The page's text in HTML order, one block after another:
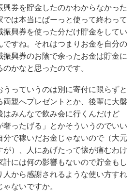
券を貯金したのかわからなかった
は本当にぱーっと使って終わって
振興券を使った分だけ貯金をしてい
ですね。それはつまりお金を自分の
振興券のお陰で余ったお金は貯金に
かなと思ったのです。
っていうのは別に寄付に限らずと
両親へプレゼントとか、後輩に大盤
はみんなで飲み会に行くんだけど
奢ったげる」とかそういうのでいい
分で稼いだお金じゃないので（大元
が）、人にあげたって懐が痛むわけ
計には何の影響もないので貯金もし
人から感謝されるような使い方すれ
ないですか。